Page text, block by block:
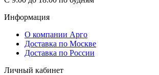
Информация
О компании Арго
Доставка по Москве
Доставка по России
Личный кабинет